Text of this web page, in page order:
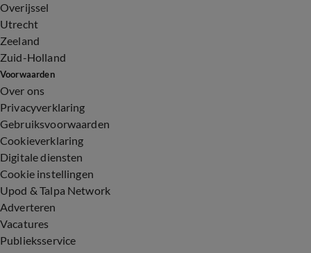
Overijssel
Utrecht
Zeeland
Zuid-Holland
Voorwaarden
Over ons
Privacyverklaring
Gebruiksvoorwaarden
Cookieverklaring
Digitale diensten
Cookie instellingen
Upod & Talpa Network
Adverteren
Vacatures
Publieksservice